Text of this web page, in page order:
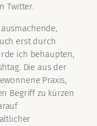
Twitter.
erst durch
ich behaupten,
Die aus der
Praxis,
Begriff zu kürzen